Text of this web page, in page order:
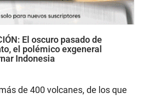
El oscuro pasado de
el polémico exgeneral
Indonesia
de 400 volcanes, de los que